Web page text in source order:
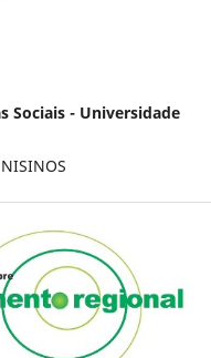
Sociais - Universidade